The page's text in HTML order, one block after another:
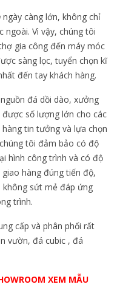
ngày càng lớn, không chỉ
Vì vậy, chúng tôi
gia công đến máy móc
sàng lọc, tuyển chọn kĩ
đến tay khách hàng.
đá dồi dào, xưởng
số lượng lớn cho các
tin tưởng và lựa chọn
tôi đảm bảo có độ
hình công trình và có độ
hàng đúng tiến độ,
không sứt mẻ đáp ứng
trình.
cấp và phân phối rất
vườn, đá cubic , đá
XEM MẪU